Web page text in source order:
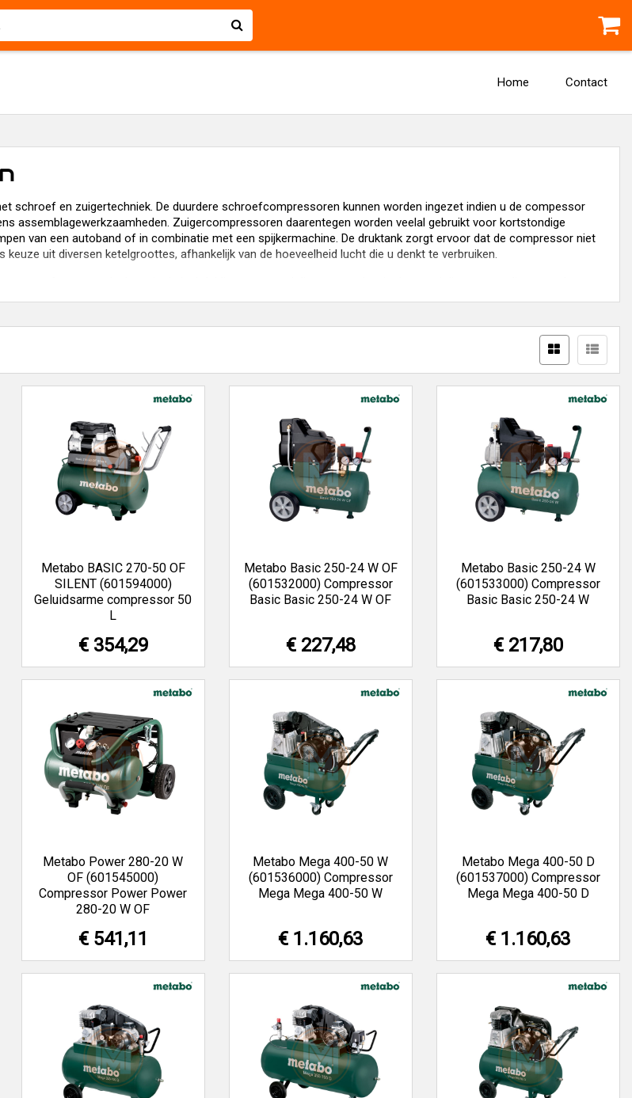
Home Contact
schroef en zuigertechniek. De duurdere schroefcompressoren kunnen worden ingezet indien u de compessor
assemblagewerkzaamheden. Zuigercompressoren daarentegen worden veelal gebruikt voor kortstondige
van een autoband of in combinatie met een spijkermachine. De druktank zorgt ervoor dat de compressor niet
keuze uit diversen ketelgroottes, afhankelijk van de hoeveelheid lucht die u denkt te verbruiken.
gaan of uw gereedschap via de luchtleiding gesmeerd dient te worden, in dat geval dient u een olievernevelaar
Metabo, Aircraft en Contimac
Metabo BASIC 270-50 OF
SILENT (601594000)
Geluidsarme compressor 50
L
€ 354,29
Metabo Basic 250-24 W OF
(601532000) Compressor
Basic Basic 250-24 W OF
€ 227,48
Metabo Basic 250-24 W
(601533000) Compressor
Basic Basic 250-24 W
€ 217,80
Metabo Power 280-20 W
OF (601545000)
Compressor Power Power
280-20 W OF
€ 541,11
Metabo Mega 400-50 W
(601536000) Compressor
Mega Mega 400-50 W
€ 1.160,63
Metabo Mega 400-50 D
(601537000) Compressor
Mega Mega 400-50 D
€ 1.160,63